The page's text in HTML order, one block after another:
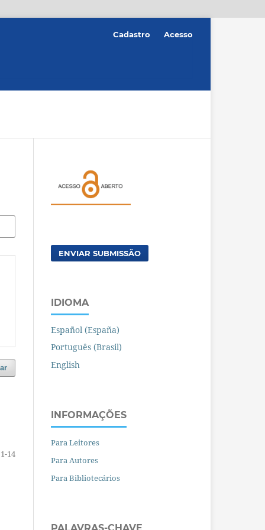
Cadastro Acesso
1-14
ENVIAR SUBMISSÃO
IDIOMA
Español (España)
Português (Brasil)
English
INFORMAÇÕES
Para Leitores
Para Autores
Para Bibliotecários